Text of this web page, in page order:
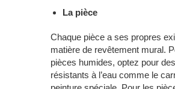
La pièce
Chaque pièce a ses propres
matière de revêtement mural.
pièces humides, optez pour
résistants à l’eau comme le